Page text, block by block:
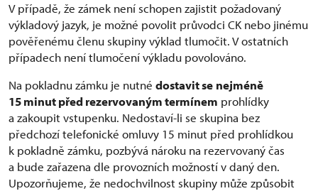
V případě, že zámek není schopen zajistit požadovaný
výkladový jazyk, je možné povolit průvodci CK nebo jinému
pověřenému členu skupiny výklad tlumočit. V ostatních
případech není tlumočení výkladu povolováno.
Na pokladnu zámku je nutné dostavit se nejméně
15 minut před rezervovaným termínem prohlídky
a zakoupit vstupenku. Nedostaví-li se skupina bez
předchozí telefonické omluvy 15 minut před prohlídkou
k pokladně zámku, pozbývá nároku na rezervovaný čas
a bude zařazena dle provozních možností v daný den.
Upozorňujeme, že nedochvilnost skupiny může způsobit